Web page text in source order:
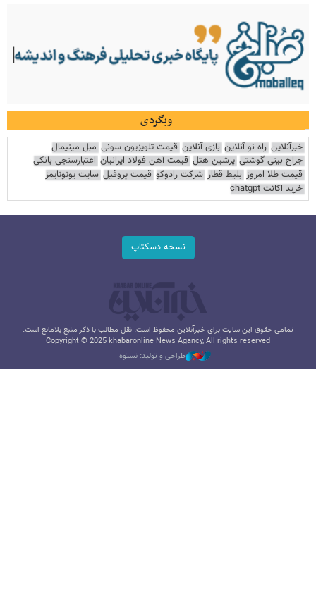
وبگردی
خبرآنلاین راه نو آنلاین بازی آنلاین قیمت تلویزیون سونی مبل مینیمال
جراح بینی گوشتی پرشین هتل قیمت آهن فولاد ایرانیان اعتبارسنجی بانکی
قیمت طلا امروز بلیط قطار شرکت رادوکو قیمت پروفیل سایت یوتوتایمز
خرید اکانت chatgpt
نسخه دسکتاپ
تمامی حقوق این سایت برای خبرآنلاین محفوظ است. نقل مطالب با ذکر منبع بلامانع است.
Copyright © 2025 khabaronline News Agancy, All rights reserved
طراحی و تولید: نستوه